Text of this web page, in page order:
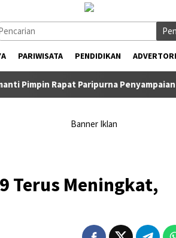
PARIWISATA PENDIDIKAN
Paripurna Penyampaian Rancangan
Terus Meningkat,